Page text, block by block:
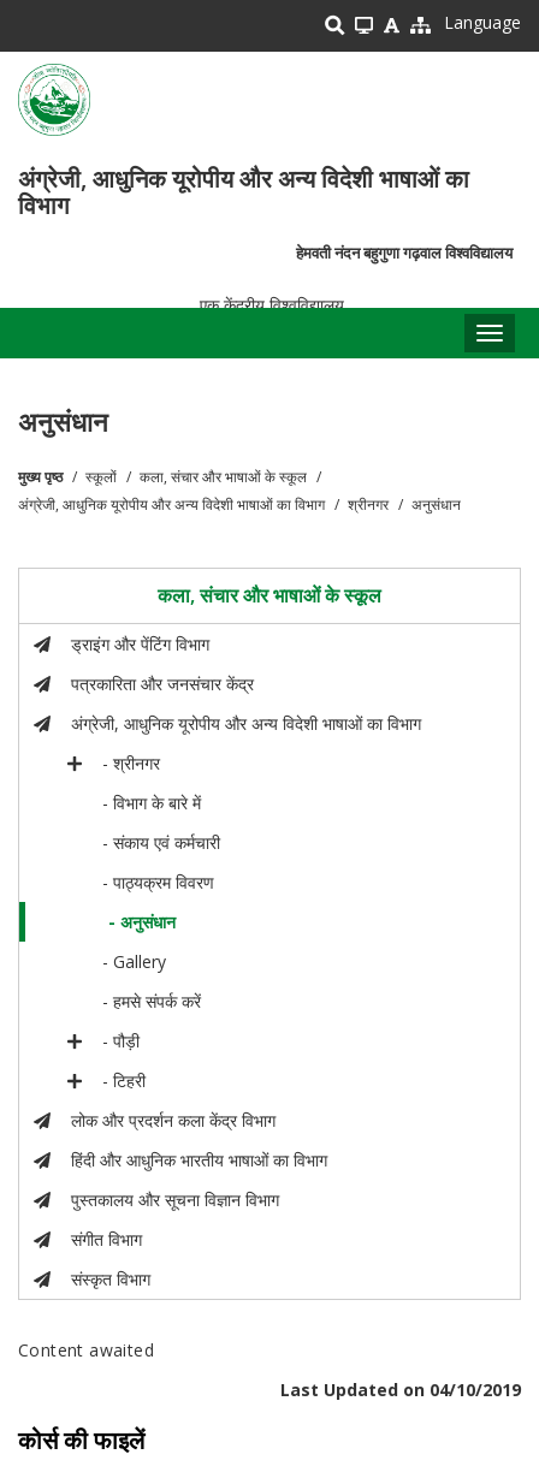
main
content
Language
अंग्रेजी, आधुनिक यूरोपीय और अन्य विदेशी भाषाओं का
विभाग
हेमवती नंदन बहुगुणा गढ़वाल विश्वविद्यालय
एक केंद्रीय विश्वविद्यालय
अनुसंधान
पग
मुख्य पृष्ठ स्कूलों
कला, संचार और भाषाओं के स्कूल
अंग्रेजी, आधुनिक यूरोपीय और अन्य विदेशी भाषाओं का विभाग
श्रीनगर अनुसंधान
कला, संचार और भाषाओं के स्कूल
ड्राइंग और पेंटिंग विभाग
पत्रकारिता और जनसंचार केंद्र
अंग्रेजी, आधुनिक यूरोपीय और अन्य विदेशी भाषाओं का विभाग
- श्रीनगर
- विभाग के बारे में
- संकाय एवं कर्मचारी
- पाठ्यक्रम विवरण
- अनुसंधान
- Gallery
- हमसे संपर्क करें
- पौड़ी
- टिहरी
लोक और प्रदर्शन कला केंद्र विभाग
हिंदी और आधुनिक भारतीय भाषाओं का विभाग
पुस्तकालय और सूचना विज्ञान विभाग
संगीत विभाग
संस्कृत विभाग
Content awaited
Last Updated on 04/10/2019
कोर्स की फाइलें